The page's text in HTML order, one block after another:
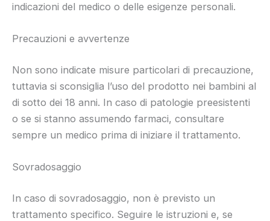
indicazioni del medico o delle esigenze personali.
Precauzioni e avvertenze
Non sono indicate misure particolari di precauzione,
tuttavia si sconsiglia l’uso del prodotto nei bambini al
di sotto dei 18 anni. In caso di patologie preesistenti
o se si stanno assumendo farmaci, consultare
sempre un medico prima di iniziare il trattamento.
Sovradosaggio
In caso di sovradosaggio, non è previsto un
trattamento specifico. Seguire le istruzioni e, se